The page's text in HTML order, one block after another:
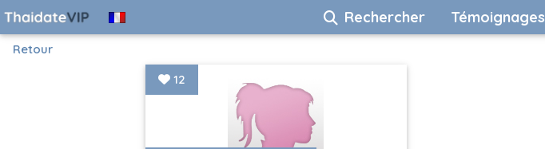
Rechercher Témoignages
Retour
12